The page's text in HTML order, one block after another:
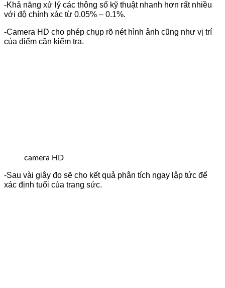
-Khả năng xử lý các thông số kỹ thuật nhanh hơn rất nhiều
với độ chính xác từ 0.05% – 0.1%.
-Camera HD cho phép chụp rõ nét hình ảnh cũng như vị trí
của điểm cần kiểm tra.
camera HD
-Sau vài giây đo sẽ cho kết quả phân tích ngay lập tức để
xác định tuổi của trang sức.